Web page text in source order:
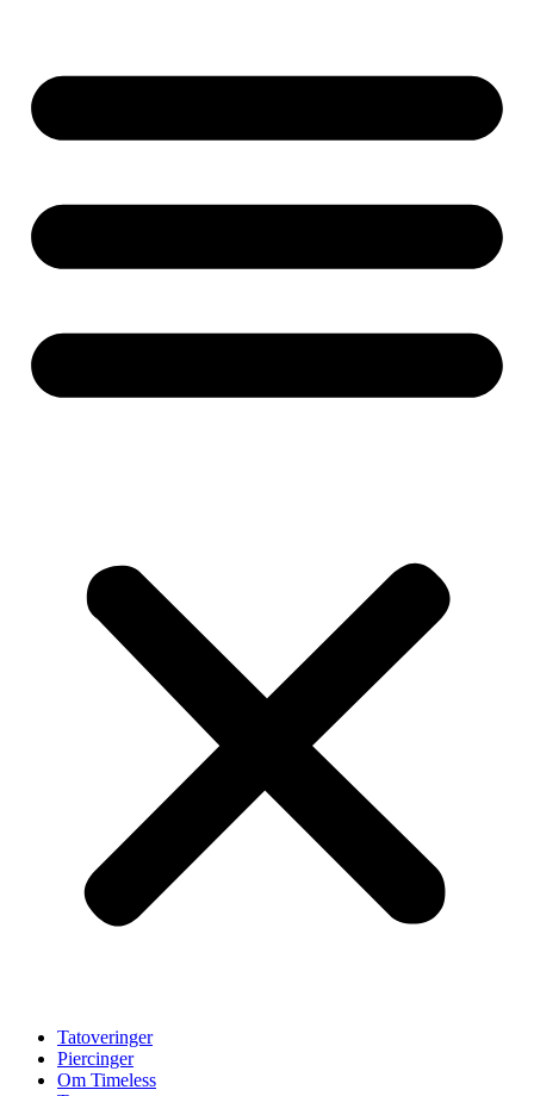
Tatoveringer
Piercinger
Om Timeless